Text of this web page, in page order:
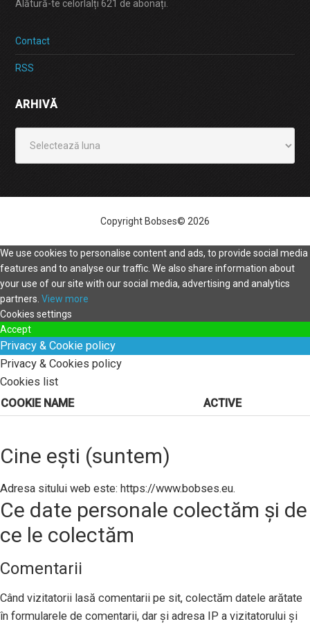
Alătură-te celorlalți 621 de abonați.
Contact
RSS
ARHIVĂ
Copyright Bobses© 2026
We use cookies to personalise content and ads, to provide social media
features and to analyse our traffic. We also share information about
your use of our site with our social media, advertising and analytics
partners. View more
Cookies settings
Accept
Privacy & Cookie policy
Privacy & Cookies policy
Cookies list
COOKIE NAME
ACTIVE
Cine ești (suntem)
Adresa sitului web este: https://www.bobses.eu.
Ce date personale colectăm și de
ce le colectăm
Comentarii
Când vizitatorii lasă comentarii pe sit, colectăm datele arătate
în formularele de comentarii, dar și adresa IP a vizitatorului și